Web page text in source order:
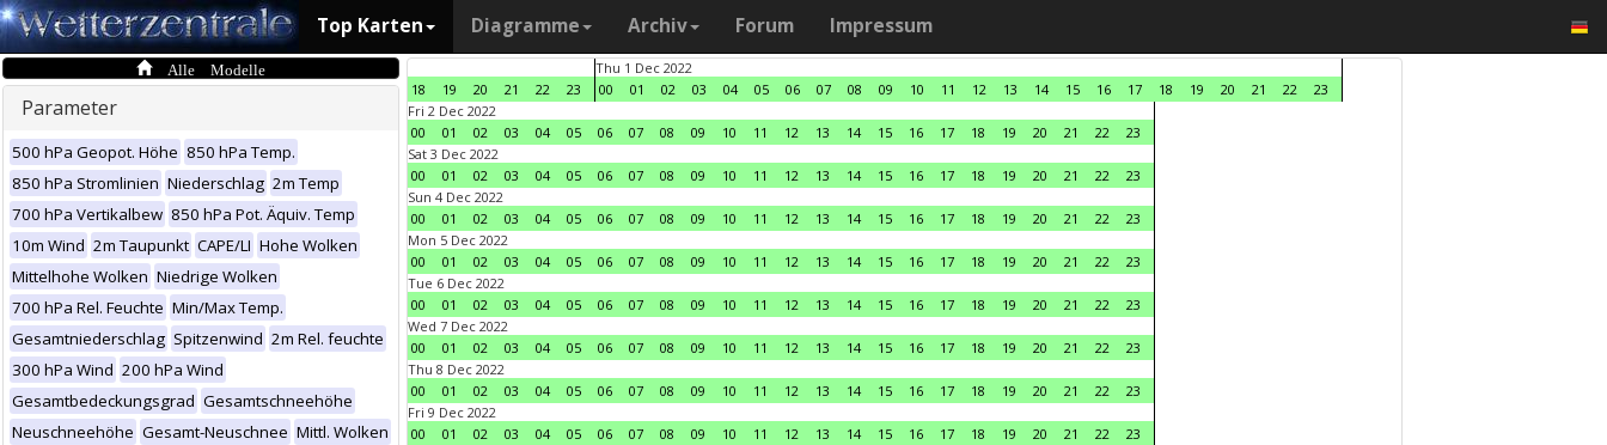
Top Karten Diagramme Archiv Forum Impressum
Alle Modelle
Parameter
500 hPa Geopot. Höhe 850 hPa Temp.
850 hPa Stromlinien Niederschlag 2m Temp
700 hPa Vertikalbew 850 hPa Pot. Äquiv. Temp
10m Wind 2m Taupunkt CAPE/LI Hohe Wolken
Mittelhohe Wolken Niedrige Wolken
700 hPa Rel. Feuchte Min/Max Temp.
Gesamtniederschlag Spitzenwind 2m Rel. feuchte
300 hPa Wind 200 hPa Wind
Gesamtbedeckungsgrad Gesamtschneehöhe
Neuschneehöhe Gesamt-Neuschnee Mittl. Wolken
18 19 20 21 22 23
Thu 1 Dec 2022
00
01 02 03 04 05 06 07 08 09 10 11 12 13 14 15 16 17 18 19 20 21 22
23
Fri 2 Dec 2022
00
01 02 03 04 05 06 07 08 09 10 11 12 13 14 15 16 17 18 19 20 21 22
23
Sat 3 Dec 2022
00
01 02 03 04 05 06 07 08 09 10 11 12 13 14 15 16 17 18 19 20 21 22
23
Sun 4 Dec 2022
00
01 02 03 04 05 06 07 08 09 10 11 12 13 14 15 16 17 18 19 20 21 22
23
Mon 5 Dec 2022
00
01 02 03 04 05 06 07 08 09 10 11 12 13 14 15 16 17 18 19 20 21 22
23
Tue 6 Dec 2022
00
01 02 03 04 05 06 07 08 09 10 11 12 13 14 15 16 17 18 19 20 21 22
23
Wed 7 Dec 2022
00
01 02 03 04 05 06 07 08 09 10 11 12 13 14 15 16 17 18 19 20 21 22
23
Thu 8 Dec 2022
00
01 02 03 04 05 06 07 08 09 10 11 12 13 14 15 16 17 18 19 20 21 22
23
Fri 9 Dec 2022
00
01 02 03 04 05 06 07 08 09 10 11 12 13 14 15 16 17 18 19 20 21 22
23